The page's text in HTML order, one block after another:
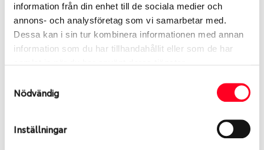
information från din enhet till de sociala medier och
annons- och analysföretag som vi samarbetar med.
Dessa kan i sin tur kombinera informationen med annan
information som du har tillhandahållit eller som de har
Nödvändig
Inställningar
Passar denna fälg min bil?
Ange registreringsnummer för att se om den fälg
Ibland kan fälgen ha bytts ut under årens lopp och
inte vara samma dimension som bilen hade ut från